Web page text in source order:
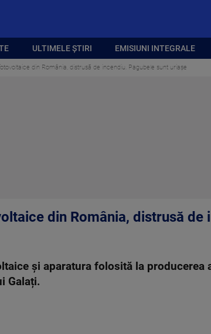
ULTIMELE ȘTIRI EMISIUNI INTEGRALE
din România, distrusă de incendiu. Pagubele sunt uriașe
din România, distrusă de
și aparatura folosită la
Galați.